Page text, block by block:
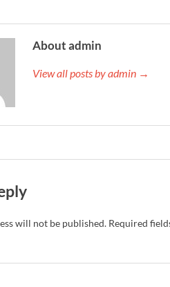
About admin
View all posts by admin →
will not be published. Required